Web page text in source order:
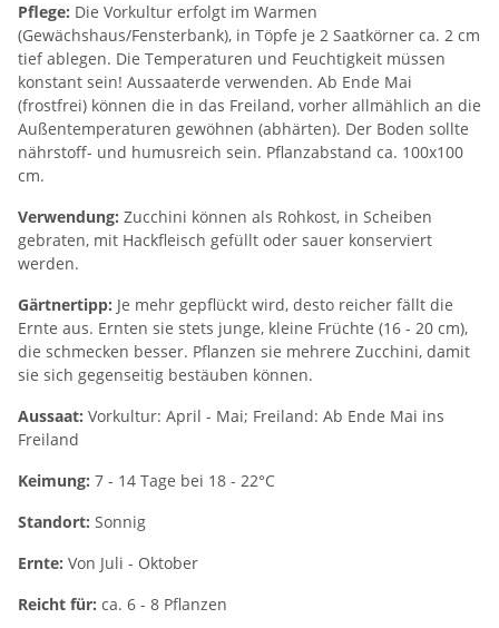
Pflege: Die Vorkultur erfolgt im Warmen
(Gewächshaus/Fensterbank), in Töpfe je 2 Saatkörner ca. 2 cm
tief ablegen. Die Temperaturen und Feuchtigkeit müssen
konstant sein! Aussaaterde verwenden. Ab Ende Mai
(frostfrei) können die in das Freiland, vorher allmählich an die
Außentemperaturen gewöhnen (abhärten). Der Boden sollte
nährstoff- und humusreich sein. Pflanzabstand ca. 100x100
cm.
Verwendung: Zucchini können als Rohkost, in Scheiben
gebraten, mit Hackfleisch gefüllt oder sauer konserviert
werden.
Gärtnertipp: Je mehr gepflückt wird, desto reicher fällt die
Ernte aus. Ernten sie stets junge, kleine Früchte (16 - 20 cm),
die schmecken besser. Pflanzen sie mehrere Zucchini, damit
sie sich gegenseitig bestäuben können.
Aussaat: Vorkultur: April - Mai; Freiland: Ab Ende Mai ins
Freiland
Keimung: 7 - 14 Tage bei 18 - 22°C
Standort: Sonnig
Ernte: Von Juli - Oktober
Reicht für: ca. 6 - 8 Pflanzen